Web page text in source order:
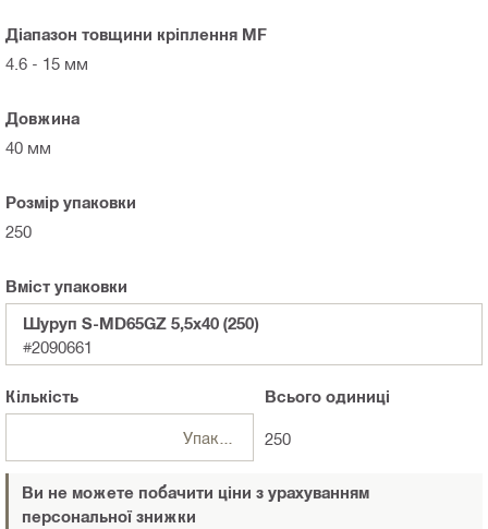
Діапазон товщини кріплення MF
4.6 - 15 мм
Довжина
40 мм
Розмір упаковки
250
Вміст упаковки
Шуруп S-MD65GZ 5,5x40 (250)
#2090661
Кількість
Упаковка
Всьогоодиниці
250
Ви не можете побачити ціни з урахуванням
персональної знижки